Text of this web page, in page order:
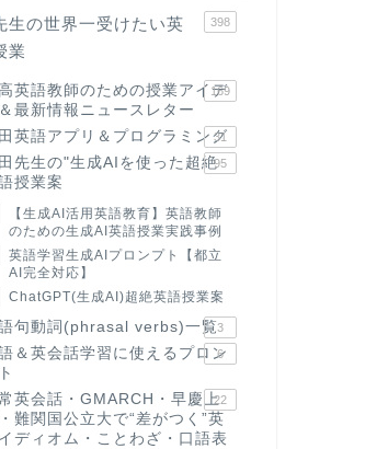
生の世界一受けたい英
業
398
英語教師のための授業アイデ
最新情報ニュースレター
169
英語アプリ＆プログラミング
31
先生の"生成AIを使った超絶
授業案
95
【生成AI活用英語教育】英語教師
のための生成AI英語授業実践事例
英語学習生成AIプロンプト【都立
AI完全対応】
ChatGPT(生成AI)超絶英語授業案
句動詞(phrasal verbs)一覧3
＆英会話学習に使えるプロン
6
英会話・GMARCH・早慶上
難関国公立大で“差がつく”英
ディオム・ことわざ・口語表
22